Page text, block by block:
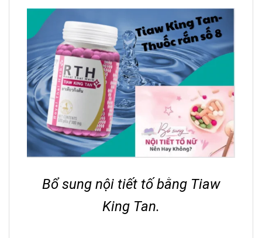
Bổ sung nội tiết tố bằng Tiaw
King Tan.